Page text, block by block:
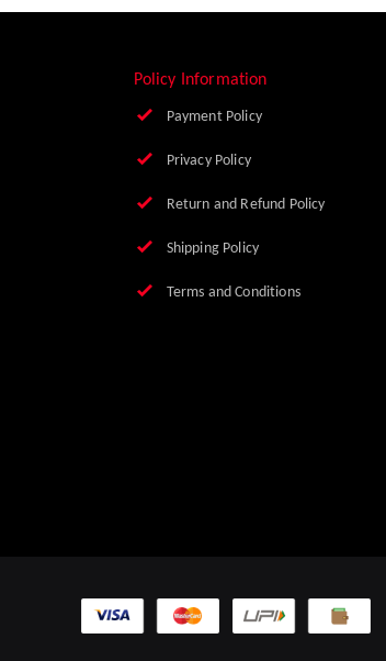
Policy Information
Payment Policy
Privacy Policy
Return and Refund Policy
Shipping Policy
Terms and Conditions